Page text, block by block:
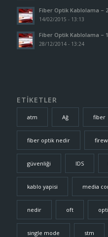
Fiber Optik Kablolama – 2.
14/02/2015 - 13:13
Fiber Optik Kablolama – 1.
28/12/2014 - 13:24
ETİKETLER
atm Ağ fiber
fiber optik nedir
güvenliği IDS
kablo yapisi media
nedir oft
single mode stm